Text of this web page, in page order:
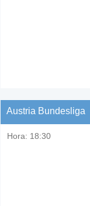
Austria Bundesliga
Hora: 18:30